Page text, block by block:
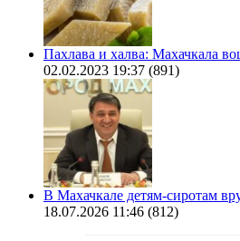
Пахлава и халва: Махачкала
02.02.2023 19:37 (891)
В Махачкале детям-сиротам
18.07.2026 11:46 (812)